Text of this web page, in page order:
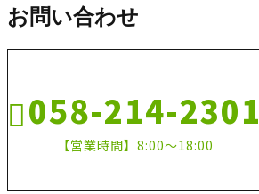
お問い合わせ
058-214-2301
【営業時間】8:00～18:00